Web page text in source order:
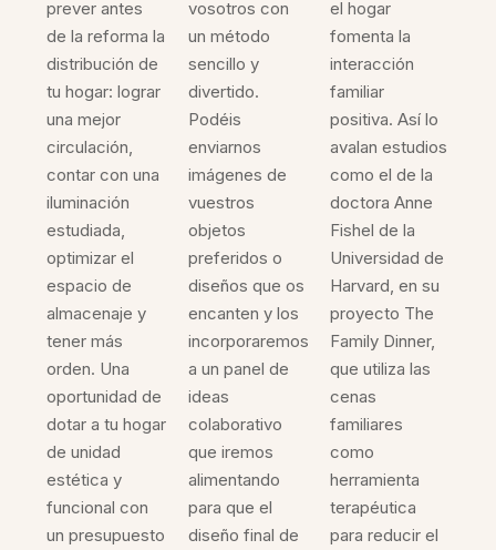
prever antes
de la reforma la
distribución de
tu hogar: lograr
una mejor
circulación,
contar con una
iluminación
estudiada,
optimizar el
espacio de
almacenaje y
tener más
orden. Una
oportunidad de
dotar a tu hogar
de unidad
estética y
funcional con
un presupuesto
vosotros con
un método
sencillo y
divertido.
Podéis
enviarnos
imágenes de
vuestros
objetos
preferidos o
diseños que os
encanten y los
incorporaremos
a un panel de
ideas
colaborativo
que iremos
alimentando
para que el
diseño final de
el hogar
fomenta la
interacción
familiar
positiva. Así lo
avalan estudios
como el de la
doctora Anne
Fishel de la
Universidad de
Harvard, en su
proyecto The
Family Dinner,
que utiliza las
cenas
familiares
como
herramienta
terapéutica
para reducir el